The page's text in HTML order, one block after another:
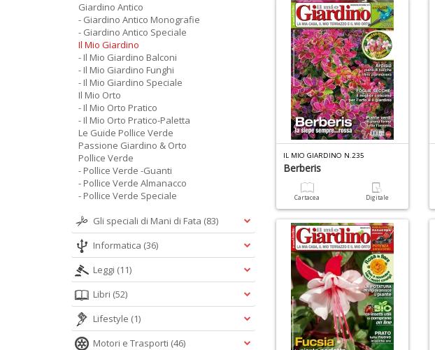
IL MIO GIARDINO N.235
Berberis
Cartacea Digitale
Giardino Antico
- Giardino Antico Monografie
- Giardino Antico Speciale
Il Mio Giardino
- Il Mio Giardino Balconi
- Il Mio Giardino Funghi
- Il Mio Giardino Speciale
Il Mio Orto
- Il Mio Orto Pratico
- Il Mio Orto Pratico-Paletta
Le Guide Pollice Verde
Passione Giardino & Orto
Pollice Verde
- Pollice Verde -Guanti
- Pollice Verde Almanacco
- Pollice Verde Speciale
Gli speciali di Mani di Fata (83)
Informatica (36)
Leggi (11)
Libri (52)
Lifestyle (1)
Motori e Trasporti (46)